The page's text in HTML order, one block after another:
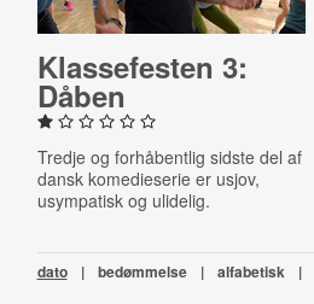
Klas­se­fe­sten 3:
Dåben
Tredje og forhåbentlig sidste del af
dansk komedieserie er usjov,
usympatisk og ulidelig.
dato | bedømmelse | alfabetisk |